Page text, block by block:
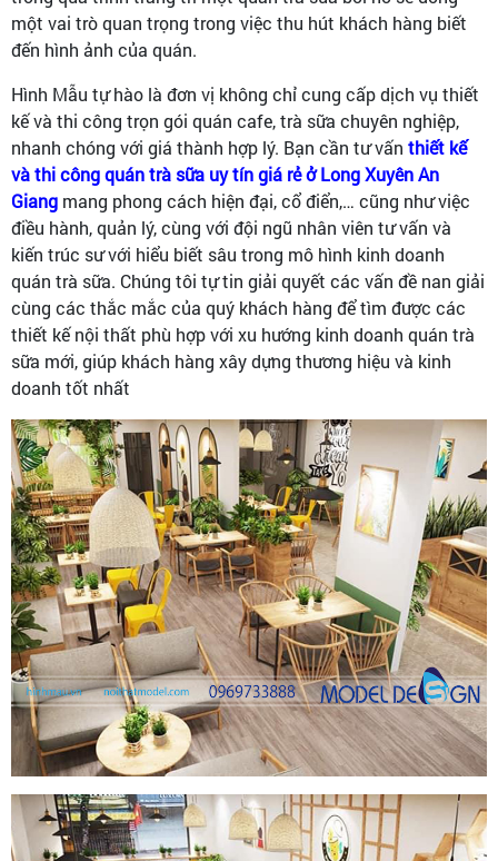
một vai trò quan trọng trong việc thu hút khách hàng biết
đến hình ảnh của quán.
Hình Mẫu tự hào là đơn vị không chỉ cung cấp dịch vụ thiết
kế và thi công trọn gói quán cafe, trà sữa chuyên nghiệp,
nhanh chóng với giá thành hợp lý. Bạn cần tư vấn thiết kế
và thi công quán trà sữa uy tín giá rẻ ở Long Xuyên An
Giang mang phong cách hiện đại, cổ điển,… cũng như việc
điều hành, quản lý, cùng với đội ngũ nhân viên tư vấn và
kiến trúc sư với hiểu biết sâu trong mô hình kinh doanh
quán trà sữa. Chúng tôi tự tin giải quyết các vấn đề nan giải
cùng các thắc mắc của quý khách hàng để tìm được các
thiết kế nội thất phù hợp với xu hướng kinh doanh quán trà
sữa mới, giúp khách hàng xây dựng thương hiệu và kinh
doanh tốt nhất